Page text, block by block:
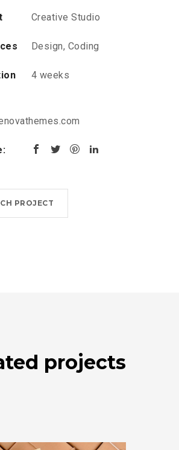
Creative Studio
Design, Coding
4 weeks
PROJECT
projects